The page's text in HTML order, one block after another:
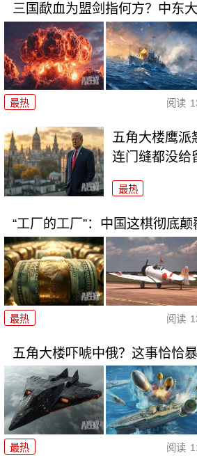
三国歃血为盟剑指何方？中东
最热 阅读
五角大楼鹰派
连门缝都没给
最热
“工厂的工厂”：中国这棋彻底
最热 阅读
五角大楼吓唬中俄？这事恰恰
最热 阅读